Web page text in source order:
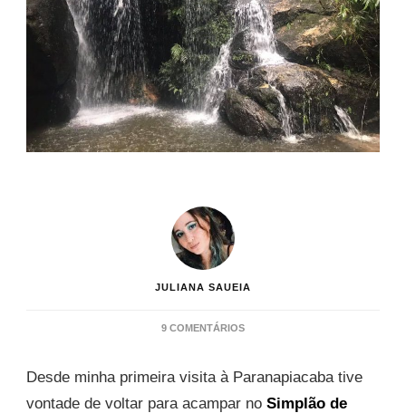
JULIANA SAUEIA
9 COMENTÁRIOSEM
DE
TUDO
Desde minha primeira visita à Paranapiacaba tive
vontade de voltar para acampar no Simplão de